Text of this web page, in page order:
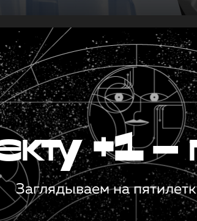
+1 —
Заглядываем на